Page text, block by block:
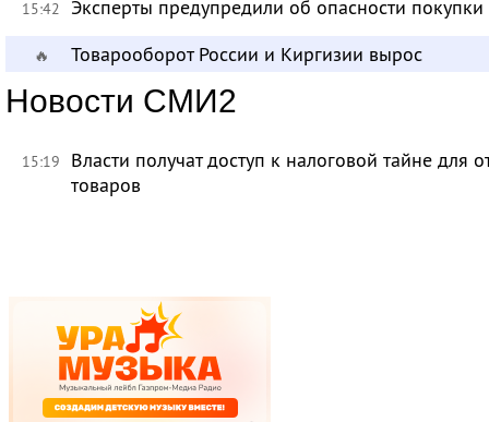
15:42 Эксперты предупредили об опасности
🔥 Товарооборот России и Киргизии вырос
Новости СМИ2
15:19
Власти получат доступ к налоговой тайне для
товаров